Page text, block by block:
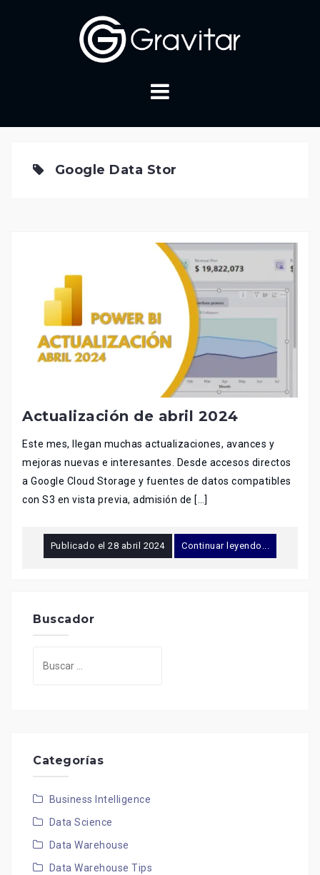
Google Data Stor
Actualización de abril 2024
Este mes, llegan muchas actualizaciones, avances y
mejoras nuevas e interesantes. Desde accesos directos
a Google Cloud Storage y fuentes de datos compatibles
con S3 en vista previa, admisión de […]
Publicado el28 abril 2024 Continuar leyendo...
Buscador
Categorías
Business Intelligence
Data Science
Data Warehouse
Data Warehouse Tips